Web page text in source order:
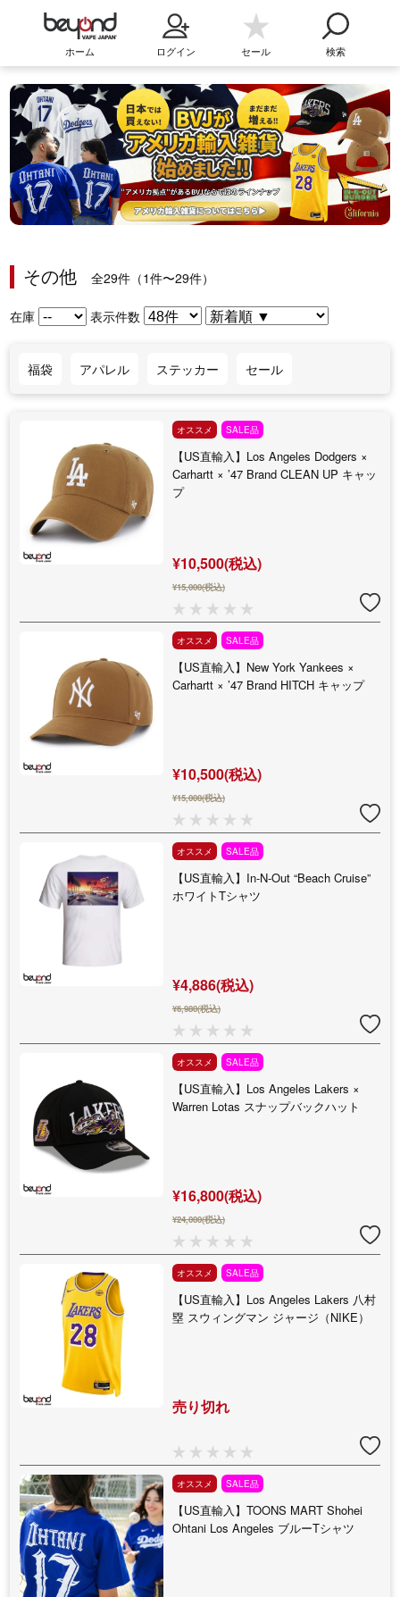
ホーム ログイン セール 検索
その他 全29件（1件〜29件）
在庫 表示件数
福袋 アパレル ステッカー セール
オススメ SALE品
【US直輸入】Los Angeles Dodgers ×
Carhartt × ’47 Brand CLEAN UP キャッ
プ
¥10,500(税込)
¥15,000(税込)
オススメ SALE品
【US直輸入】New York Yankees ×
Carhartt × ’47 Brand HITCH キャップ
¥10,500(税込)
¥15,000(税込)
オススメ SALE品
【US直輸入】In-N-Out “Beach Cruise”
ホワイトTシャツ
¥4,886(税込)
¥6,980(税込)
オススメ SALE品
【US直輸入】Los Angeles Lakers ×
Warren Lotas スナップバックハット
¥16,800(税込)
¥24,000(税込)
オススメ SALE品
【US直輸入】Los Angeles Lakers 八村
塁 スウィングマン ジャージ（NIKE）
売り切れ
オススメ SALE品
【US直輸入】TOONS MART Shohei
Ohtani Los Angeles ブルーTシャツ